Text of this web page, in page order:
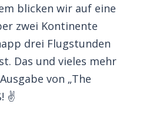
blicken wir auf eine
zwei Kontinente
drei Flugstunden
Das und vieles mehr
von „The
✌